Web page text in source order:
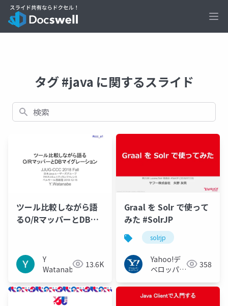
タグ #java に関するスライド
検索
ツール比較しながら語
るO/RマッパーとDBマ
Y
Watanabe
13.6K
Graal を Solr で使って
みた #SolrJP
solrjp
Yahoo!デ
ベロッパー
ク
358